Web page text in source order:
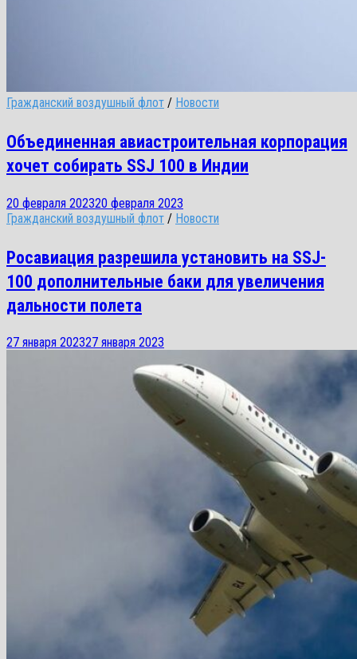
Гражданский воздушный флот / Новости
Объединенная авиастроительная корпорация
хочет собирать SSJ 100 в Индии
20 февраля 202320 февраля 2023
Гражданский воздушный флот / Новости
Росавиация разрешила установить на SSJ-
100 дополнительные баки для увеличения
дальности полета
27 января 202327 января 2023